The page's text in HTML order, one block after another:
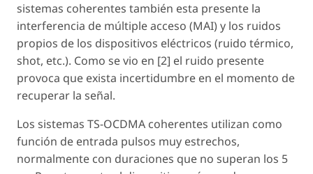
sistemas coherentes también esta presente la
interferencia de múltiple acceso (MAI) y los ruidos
propios de los dispositivos eléctricos (ruido térmico,
shot, etc.). Como se vio en [2] el ruido presente
provoca que exista incertidumbre en el momento de
recuperar la señal.
Los sistemas TS-OCDMA coherentes utilizan como
función de entrada pulsos muy estrechos,
normalmente con duraciones que no superan los 5